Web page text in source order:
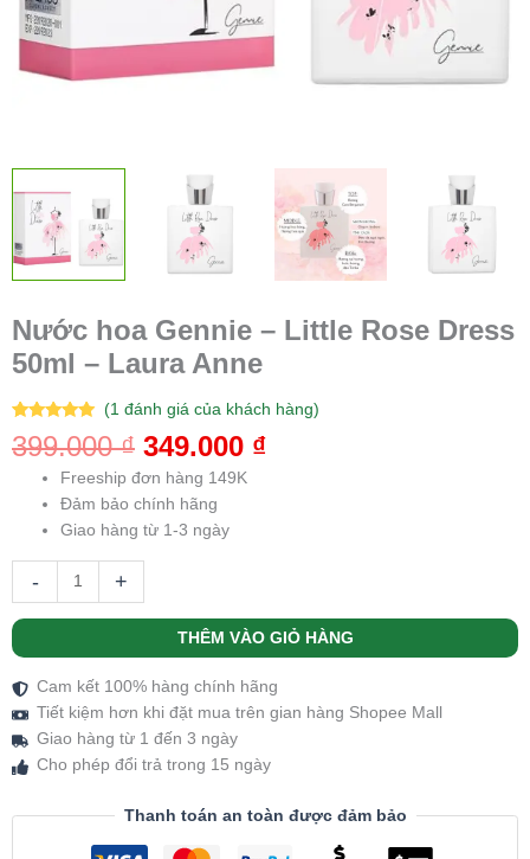
Nước hoa Gennie – Little Rose Dress
50ml – Laura Anne
5.00 trên 5
dựa trên
1
(1đánh giá của khách hàng)
399.000₫ 349.000 ₫
Freeship đơn hàng 149K
Đảm bảo chính hãng
Giao hàng từ 1-3 ngày
- +
THÊM VÀO GIỎ HÀNG
Cam kết 100% hàng chính hãng
Tiết kiệm hơn khi đặt mua trên gian hàng Shopee Mall
Giao hàng từ 1 đến 3 ngày
Cho phép đổi trả trong 15 ngày
Thanh toán an toàn được đảm bảo